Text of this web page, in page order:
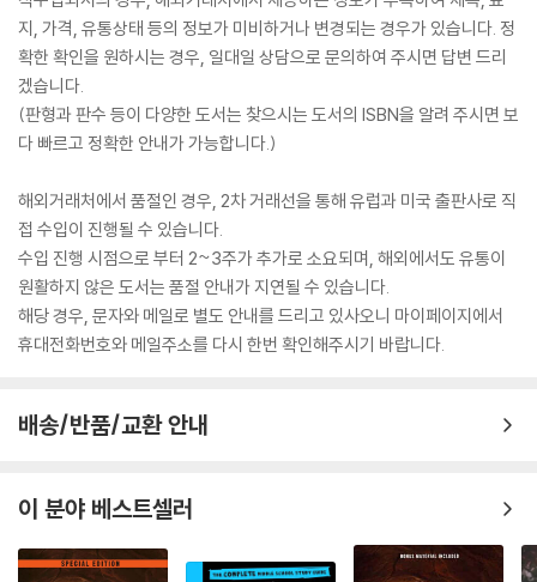
지, 가격, 유통상태 등의 정보가 미비하거나 변경되는 경우가 있습니다. 정
확한 확인을 원하시는 경우, 일대일 상담으로 문의하여 주시면 답변 드리
겠습니다.
(판형과 판수 등이 다양한 도서는 찾으시는 도서의 ISBN을 알려 주시면 보
다 빠르고 정확한 안내가 가능합니다.)
해외거래처에서 품절인 경우, 2차 거래선을 통해 유럽과 미국 출판사로 직
접 수입이 진행될 수 있습니다.
수입 진행 시점으로 부터 2~3주가 추가로 소요되며, 해외에서도 유통이
원활하지 않은 도서는 품절 안내가 지연될 수 있습니다.
해당 경우, 문자와 메일로 별도 안내를 드리고 있사오니 마이페이지에서
휴대전화번호와 메일주소를 다시 한번 확인해주시기 바랍니다.
배송/반품/교환 안내
이 분야 베스트셀러